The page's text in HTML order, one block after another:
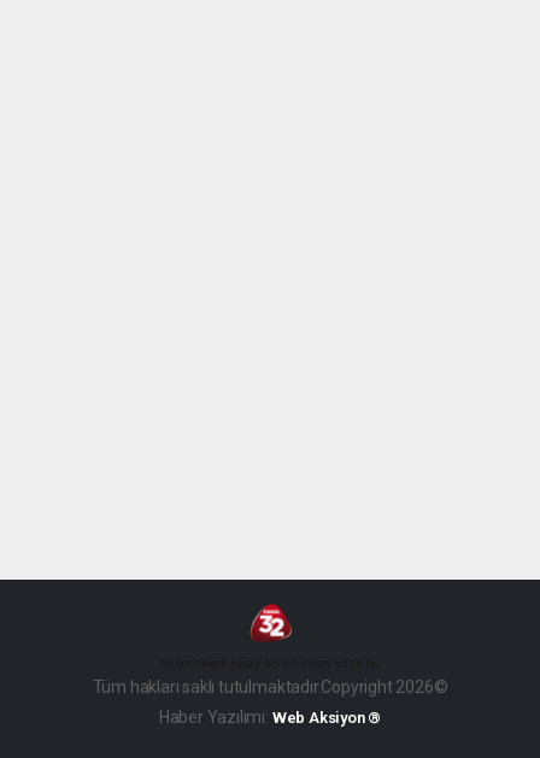
Tüm hakları saklı tutulmaktadır.Copyright 2026©
Haber Yazılımı: Web Aksiyon ®